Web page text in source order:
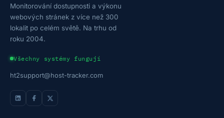
Monitorování dostupnosti a výkonu
webových stránek z více než 300
lokalit po celém světě. Na trhu od
roku 2004.
Všechny systémy fungují
ht2support@host-tracker.com